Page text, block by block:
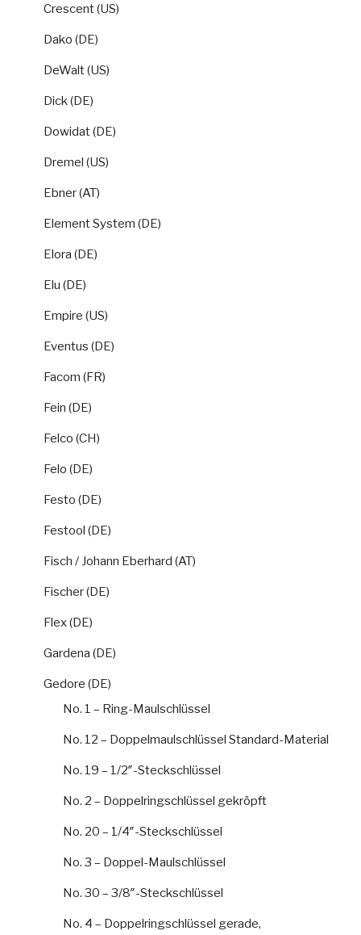
Crescent (US)
Dako (DE)
DeWalt (US)
Dick (DE)
Dowidat (DE)
Dremel (US)
Ebner (AT)
Element System (DE)
Elora (DE)
Elu (DE)
Empire (US)
Eventus (DE)
Facom (FR)
Fein (DE)
Felco (CH)
Felo (DE)
Festo (DE)
Festool (DE)
Fisch / Johann Eberhard (AT)
Fischer (DE)
Flex (DE)
Gardena (DE)
Gedore (DE)
No. 1 – Ring-Maulschlüssel
No. 12 – Doppelmaulschlüssel Standard-Material
No. 19 – 1/2″-Steckschlüssel
No. 2 – Doppelringschlüssel gekröpft
No. 20 – 1/4″-Steckschlüssel
No. 3 – Doppel-Maulschlüssel
No. 30 – 3/8″-Steckschlüssel
No. 4 – Doppelringschlüssel gerade,